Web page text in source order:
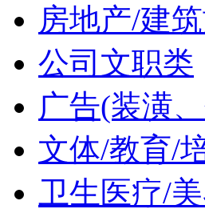
房地产/建
公司文职类
广告(装潢
文体/教育/
卫生医疗/